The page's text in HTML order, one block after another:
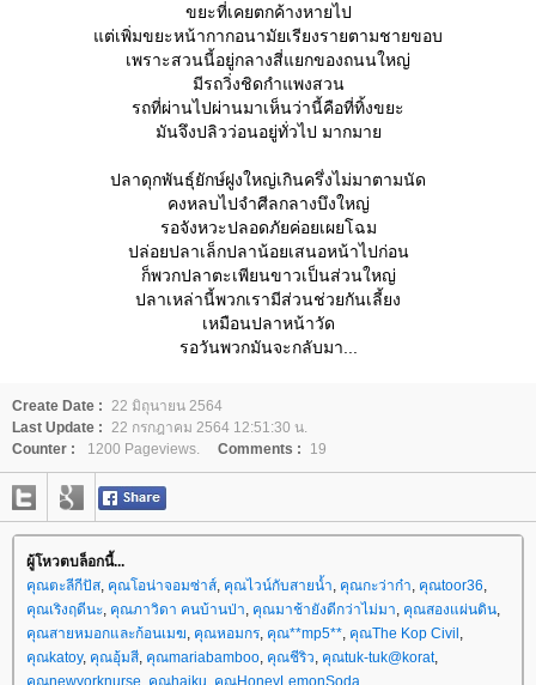
ขยะที่เคยตกค้างหายไป
ต่เพิ่มขยะหน้ากากอนามัยเรียงรายตามชายขอบ
เพราะสวนนี้อยู่กลางสี่แยกของถนนใหญ่
มีรถวิ่งชิดกำแพงสวน
รถที่ผ่านไปผ่านมาเห็นว่านี้คือที่ทิ้งขยะ
มันจึงปลิวว่อนอยู่ทั่วไป มากมา
ปลาดุกพันธุ์ยักษ์ฝูงใหญ่เกินครึ่งไม่มาตามนัด
คงหลบไปจำศีลกลางบึงใหญ่
รอจังหวะปลอดภัยค่อยเผยโฉม
ปล่อยปลาเล็กปลาน้อยเสนอหน้าไปก่อน
ก็พวกปลาตะเพียนขาวเป็นส่วนใหญ่
ปลาเหล่านี้พวกเรามีส่วนช่วยกันเลี้ยง
เหมือนปลาหน้าวัด
รอวันพวกมันจะกลับมา...
Create Date :
22 มิถุนายน 2564
Last Update :
22 กรกฎาคม 2564 12:51:30 น.
Counter :
1200 Pageviews. Comments : 19
ผู้โหวตบล็อกนี้...
คุณตะลีกีปัส คุณโอน่าจอมซ่าส์ คุณไวน์กับสายน้ำ คุณกะว่าก๋า คุณtoor36
คุณเริงฤดีนะ คุณภาวิดา คนบ้านป่า คุณมาช้ายังดีกว่าไม่มา คุณสองแผ่นดิน
คุณสายหมอกและก้อนเมฆ คุณหอมกร คุณ**mp5** คุณThe Kop Civil
คุณkatoy, คุณอุ้มสี คุณmariabamboo คุณชีริว คุณtuk-tuk@korat,
คุณnewyorknurse คุณhaiku คุณHoneyLemonSoda